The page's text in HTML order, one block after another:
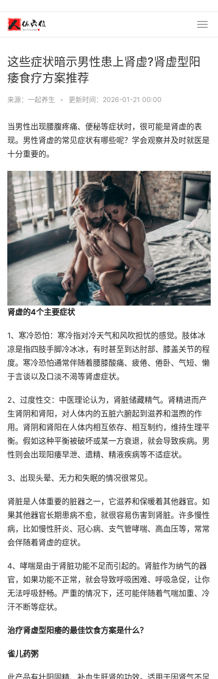
这些症状暗示男性患上肾虚?肾虚型阳
痿食疗方案推荐
来源：一起养生 • 更新时间：2026-01-21 00:00
当男性出现腰腹疼痛、便秘等症状时，很可能是肾虚的表
现。男性肾虚的常见症状有哪些呢？学会观察并及时就医是
十分重要的。
肾虚的4个主要症状
1、寒冷恐怕：寒冷指对冷天气和风吹担忧的感觉。肢体冰
凉是指四肢手脚冷冰冰，有时甚至到达肘部、膝盖关节的程
度。寒冷恐怕通常伴随着腰膝酸痛、疲倦、倦卧、气短、懒
于言谈以及口淡不渴等肾虚症状。
2、过度性交：中医理论认为，肾脏储藏精气。肾精进而产
生肾阴和肾阳，对人体内的五脏六腑起到滋养和温煦的作
用。肾阴和肾阳在人体内相互依存、相互制约，维持生理平
衡。假如这种平衡被破坏或某一方衰退，就会导致疾病。男
性则会出现阳痿早泄、遗精、精液疾病等不适症状。
3、出现头晕、无力和失眠的情况很常见。
肾脏是人体重要的脏器之一，它滋养和保暖着其他器官。如
果其他器官长期患病不愈，就很容易伤害到肾脏。许多慢性
病，比如慢性肝炎、冠心病、支气管哮喘、高血压等，常常
会伴随着肾虚的症状。
4、哮喘是由于肾脏功能不足而引起的。肾脏作为纳气的器
官，如果功能不正常，就会导致呼吸困难、呼吸急促，让你
无法呼吸舒畅。严重的情况下，还可能伴随着气喘加重、冷
汗不断等症状。
治疗肾虚型阳痿的最佳饮食方案是什么？
雀儿药粥